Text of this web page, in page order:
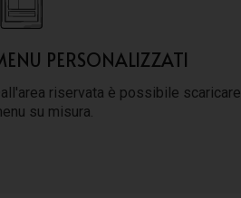
PERSONALIZZATI
riservata è possibile scaricare
su misura.